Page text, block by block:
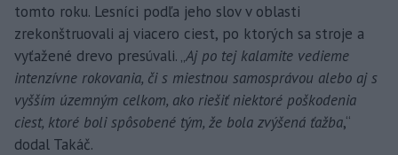
tomto roku. Lesníci podľa jeho slov v oblasti
zrekonštruovali aj viacero ciest, po ktorých sa stroje a
vyťažené drevo presúvali. „Aj po tej kalamite vedieme
intenzívne rokovania, či s miestnou samosprávou alebo aj s
vyšším územným celkom, ako riešiť niektoré poškodenia
ciest, ktoré boli spôsobené tým, že bola zvýšená ťažba,“
dodal Takáč.